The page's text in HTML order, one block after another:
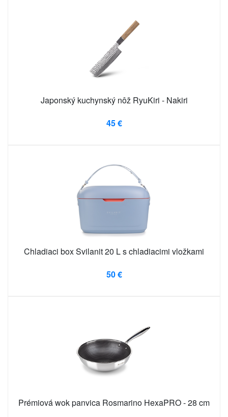
Japonský kuchynský nôž RyuKiri - Nakiri
45 €
Chladiaci box Svilanit 20 L s chladiacimi vložkami
50 €
Prémiová wok panvica Rosmarino HexaPRO - 28 cm